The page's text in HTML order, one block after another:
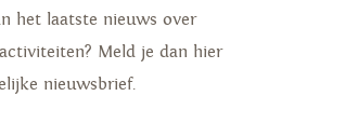
het laatste nieuws over
Meld je dan hier
nieuwsbrief.